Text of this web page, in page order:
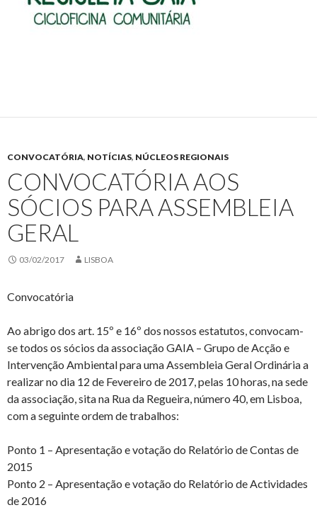
CONVOCATÓRIA, NOTÍCIAS, NÚCLEOS REGIONAIS
CONVOCATÓRIA AOS
SÓCIOS PARA ASSEMBLEIA
GERAL
03/02/2017 LISBOA
Convocatória
Ao abrigo dos art. 15º e 16º dos nossos estatutos, convocam-
se todos os sócios da associação GAIA – Grupo de Acção e
Intervenção Ambiental para uma Assembleia Geral Ordinária a
realizar no dia 12 de Fevereiro de 2017, pelas 10 horas, na sede
da associação, sita na Rua da Regueira, número 40, em Lisboa,
com a seguinte ordem de trabalhos:
Ponto 1 – Apresentação e votação do Relatório de Contas de
2015
Ponto 2 – Apresentação e votação do Relatório de Actividades
de 2016